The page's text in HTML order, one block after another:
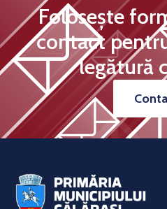
Folosește
contact
legătură